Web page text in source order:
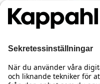
Behöver du hjälp?